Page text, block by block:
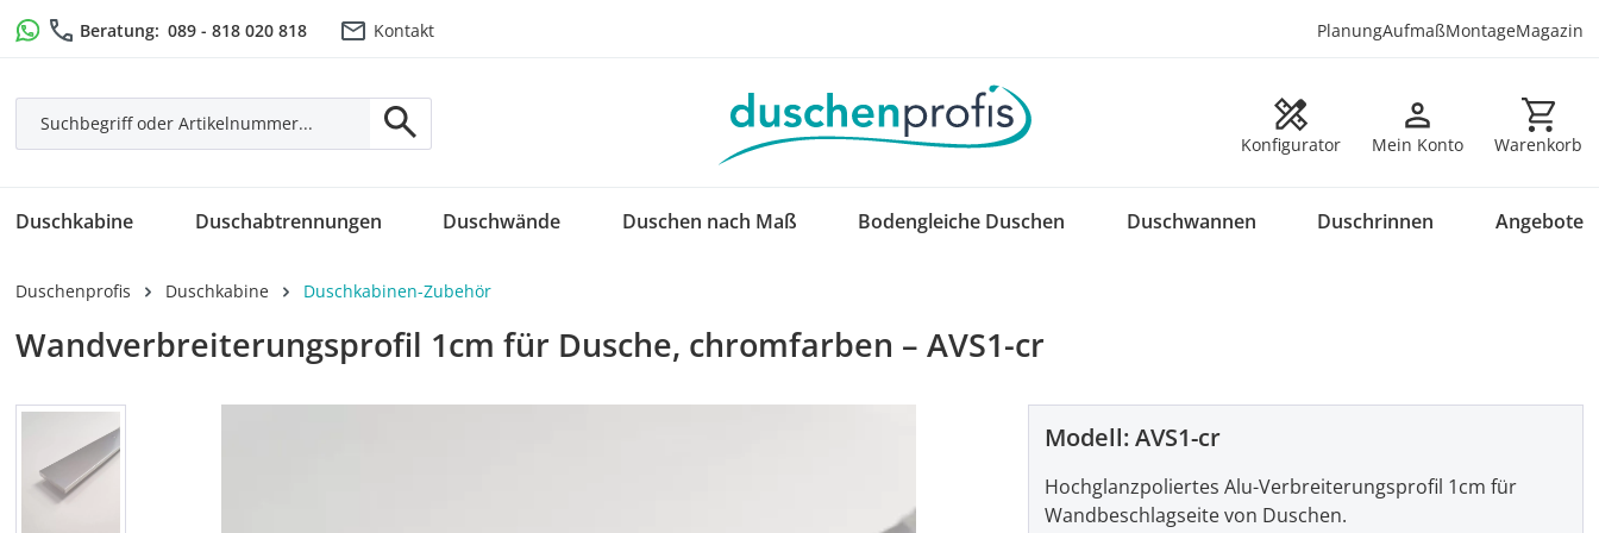
Hauptinhalt springen
Zur Suche springen
Zur Hauptnavigation springen
Beratung: 089 - 818 020 818 Kontakt PlanungAufmaßMontageMagazin
Konfigurator Mein Konto Warenkorb
Warenkorb
Duschkabine Duschabtrennungen Duschwände Duschen nach Maß Bodengleiche Duschen Duschwannen Duschrinnen Angebote
Duschenprofis Duschkabine Duschkabinen-Zubehör
Wandverbreiterungsprofil 1cm für Dusche, chromfarben – AVS1-cr
Bildergalerie überspringen
Modell:AVS1-cr
Hochglanzpoliertes Alu-Verbreiterungsprofil 1cm für
Wandbeschlagseite von Duschen.